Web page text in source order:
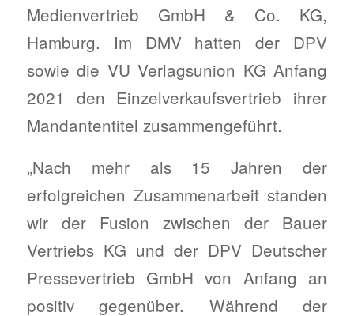
Medienvertrieb GmbH & Co. KG,
Hamburg. Im DMV hatten der DPV
sowie die VU Verlagsunion KG Anfang
2021 den Einzelverkaufsvertrieb ihrer
Mandantentitel zusammengeführt.
„Nach mehr als 15 Jahren der
erfolgreichen Zusammenarbeit standen
wir der Fusion zwischen der Bauer
Vertriebs KG und der DPV Deutscher
Pressevertrieb GmbH von Anfang an
positiv gegenüber. Während der